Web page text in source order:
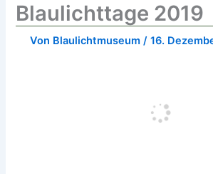
Blaulichttage 2019
Von Blaulichtmuseum/16.